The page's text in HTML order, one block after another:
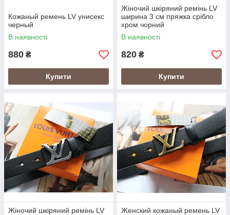
Кожаный ремень LV унисекс
черный
В наявності
880 ₴
Купити
Жіночий шкіряний ремінь LV
ширина 3 см пряжка срібло
хром чорний
В наявності
820 ₴
Купити
Жіночий шкіряний ремінь LV
Женский кожаный ремень LV